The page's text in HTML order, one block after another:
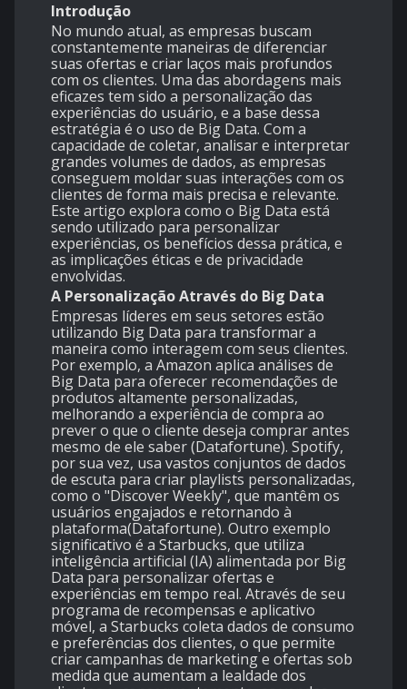
Introdução
No mundo atual, as empresas buscam
constantemente maneiras de diferenciar
suas ofertas e criar laços mais profundos
com os clientes. Uma das abordagens mais
eficazes tem sido a personalização das
experiências do usuário, e a base dessa
estratégia é o uso de Big Data. Com a
capacidade de coletar, analisar e interpretar
grandes volumes de dados, as empresas
conseguem moldar suas interações com os
clientes de forma mais precisa e relevante.
Este artigo explora como o Big Data está
sendo utilizado para personalizar
experiências, os benefícios dessa prática, e
as implicações éticas e de privacidade
envolvidas.
A Personalização Através do Big Data
Empresas líderes em seus setores estão
utilizando Big Data para transformar a
maneira como interagem com seus clientes.
Por exemplo, a Amazon aplica análises de
Big Data para oferecer recomendações de
produtos altamente personalizadas,
melhorando a experiência de compra ao
prever o que o cliente deseja comprar antes
mesmo de ele saber​ (Datafortune). Spotify,
por sua vez, usa vastos conjuntos de dados
de escuta para criar playlists personalizadas,
como o "Discover Weekly", que mantêm os
usuários engajados e retornando à
plataforma​(Datafortune). Outro exemplo
significativo é a Starbucks, que utiliza
inteligência artificial (IA) alimentada por Big
Data para personalizar ofertas e
experiências em tempo real. Através de seu
programa de recompensas e aplicativo
móvel, a Starbucks coleta dados de consumo
e preferências dos clientes, o que permite
criar campanhas de marketing e ofertas sob
medida que aumentam a lealdade dos